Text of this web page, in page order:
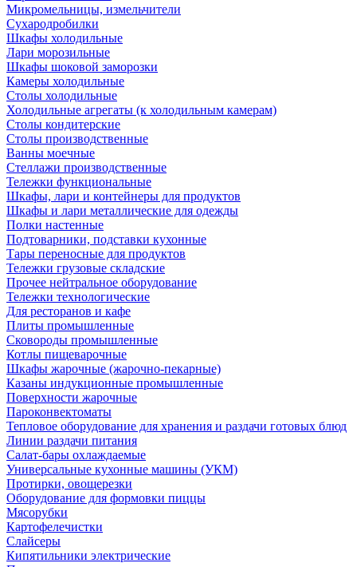
Микромельницы, измельчители
Сухародробилки
Шкафы холодильные
Лари морозильные
Шкафы шоковой заморозки
Камеры холодильные
Столы холодильные
Холодильные агрегаты (к холодильным камерам)
Столы кондитерские
Столы производственные
Ванны моечные
Стеллажи производственные
Тележки функциональные
Шкафы, лари и контейнеры для продуктов
Шкафы и лари металлические для одежды
Полки настенные
Подтоварники, подставки кухонные
Тары переносные для продуктов
Тележки грузовые складские
Прочее нейтральное оборудование
Тележки технологические
Для ресторанов и кафе
Плиты промышленные
Сковороды промышленные
Котлы пищеварочные
Шкафы жарочные (жарочно-пекарные)
Казаны индукционные промышленные
Поверхности жарочные
Пароконвектоматы
Тепловое оборудование для хранения и раздачи готовых блюд
Линии раздачи питания
Салат-бары охлаждаемые
Универсальные кухонные машины (УКМ)
Протирки, овощерезки
Оборудование для формовки пиццы
Мясорубки
Картофелечистки
Слайсеры
Кипятильники электрические